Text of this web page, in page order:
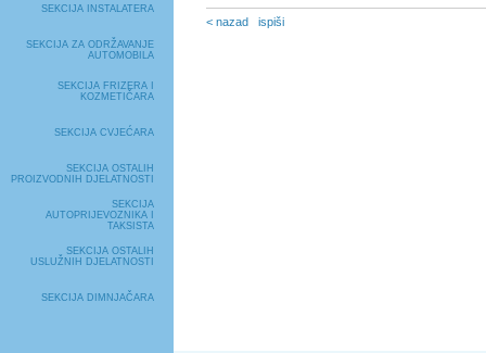
SEKCIJA INSTALATERA
SEKCIJA ZA ODRŽAVANJE
AUTOMOBILA
SEKCIJA FRIZERA I
KOZMETIČARA
SEKCIJA CVJEĆARA
SEKCIJA OSTALIH
PROIZVODNIH DJELATNOSTI
SEKCIJA
AUTOPRIJEVOZNIKA I
TAKSISTA
SEKCIJA OSTALIH
USLUŽNIH DJELATNOSTI
SEKCIJA DIMNJAČARA
< nazad ispiši